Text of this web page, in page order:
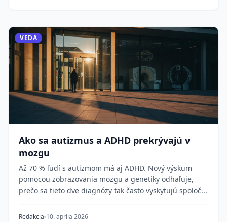
VEDA
Ako sa autizmus a ADHD prekrývajú v
mozgu
Až 70 % ľudí s autizmom má aj ADHD. Nový výskum
pomocou zobrazovania mozgu a genetiky odhaľuje,
prečo sa tieto dve diagnózy tak často vyskytujú spoloč...
Redakcia 10. apríla 2026